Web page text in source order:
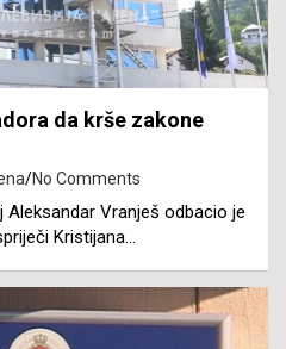
da krše zakone
No Comments
Vranješ odbacio je
Kristijana…